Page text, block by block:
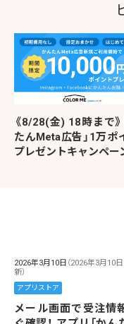
《8/28(金) 18時まで》
たんMeta広告」1万ポ
プレゼントキャンペー
2026年3月10日 （2026年3月10
新）
アプリストア
メール画面で受注情